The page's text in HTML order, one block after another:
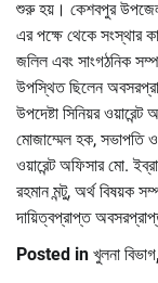
শুরু হয়। কেশবপুর
এর পক্ষে থেকে সংস্থার
জলিল এবং সাংগঠনিক
উপস্থিত ছিলেন
উপদেষ্টা সিনিয়র
মোজাম্মেল হক, সভাপতি
ওয়ারেন্ট অফিসার মো.
রহমান মন্টু, অর্থ বিষয়ক
দায়িত্বপ্রাপ্ত
Posted in খুলনা বিভাগ,